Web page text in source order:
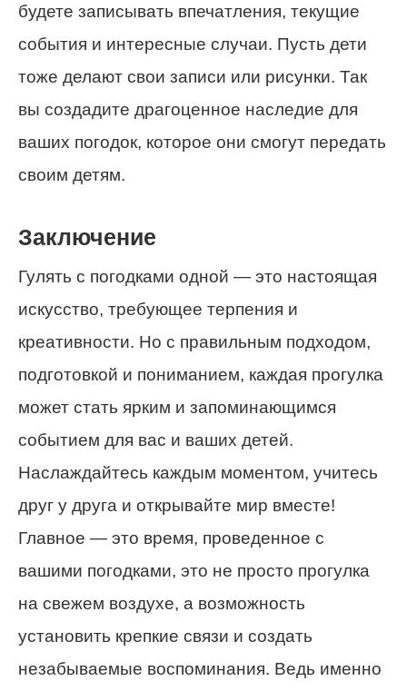
будете записывать впечатления, текущие
события и интересные случаи. Пусть дети
тоже делают свои записи или рисунки. Так
вы создадите драгоценное наследие для
ваших погодок, которое они смогут передать
своим детям.
Заключение
Гулять с погодками одной — это настоящая
искусство, требующее терпения и
креативности. Но с правильным подходом,
подготовкой и пониманием, каждая прогулка
может стать ярким и запоминающимся
событием для вас и ваших детей.
Наслаждайтесь каждым моментом, учитесь
друг у друга и открывайте мир вместе!
Главное — это время, проведенное с
вашими погодками, это не просто прогулка
на свежем воздухе, а возможность
установить крепкие связи и создать
незабываемые воспоминания. Ведь именно